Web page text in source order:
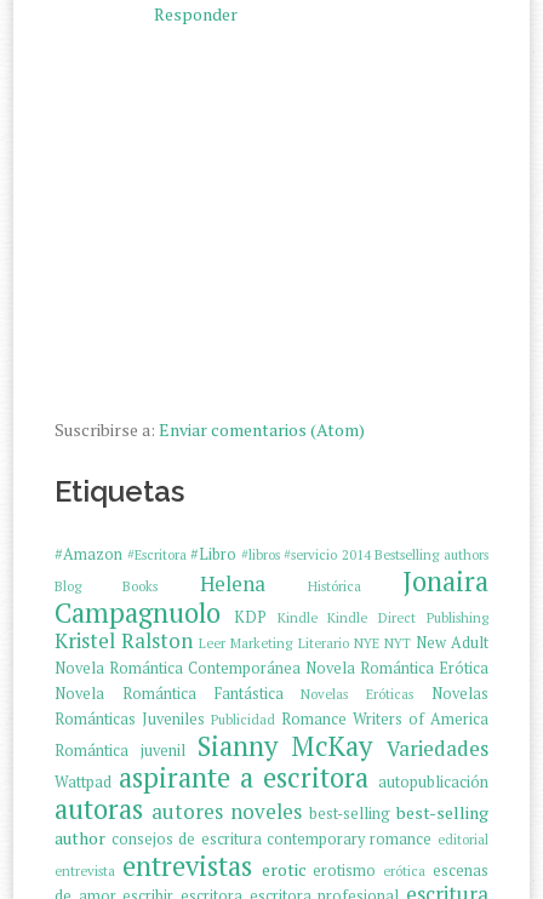
Responder
Suscribirse a:Enviar comentarios (Atom)
Etiquetas
#Amazon #Escritora #Libro #libros #servicio 2014 Bestselling authors
Blog
Books Helena Histórica
Jonaira
Campagnuolo
KDP Kindle Kindle Direct Publishing
Kristel Ralston Leer Marketing Literario NYE NYT New Adult
Novela Romántica Contemporánea Novela Romántica Erótica
Novela Romántica Fantástica
Novelas Eróticas
Novelas
Románticas Juveniles Publicidad Romance Writers of America
Romántica juvenil
Sianny McKay Variedades
Wattpad aspirante a escritora autopublicación
autoras autores noveles best-selling best-selling
author consejos de escritura contemporary romance editorial
entrevista entrevistas erotic erotismo erótica escenas